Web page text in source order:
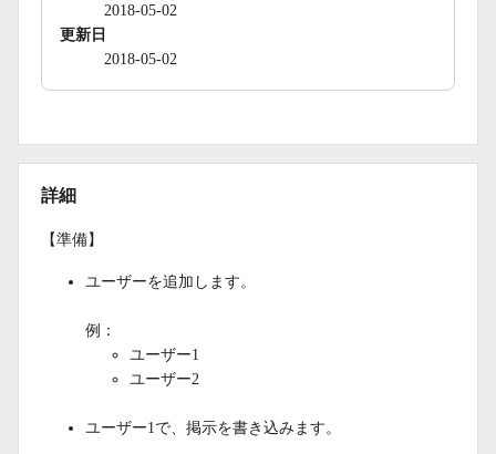
2018-05-02
更新日
2018-05-02
詳細
【準備】
ユーザーを追加します。
例：
ユーザー1
ユーザー2
ユーザー1で、掲示を書き込みます。